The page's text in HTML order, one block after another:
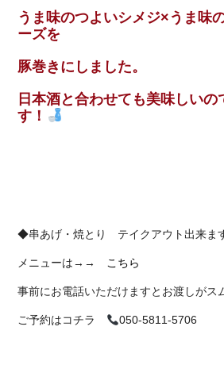
うま味のつよいシメジ×うま味
ーズを
豚巻きにしました。
日本酒と合わせても美味しいの
す！
◆串あげ・焼とり テイクアウト出来ま
メニューは→→ こちら
事前にお電話いただけますとお渡しがス
ご予約はコチラ 050-5811-5706